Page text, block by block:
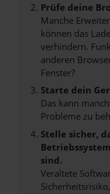
Prüfe deine
Manche
können das
verhindern.
anderen
Fenster?
Starte dein
Das kann
Probleme zu
Stelle sicher,
sind.
Veraltete